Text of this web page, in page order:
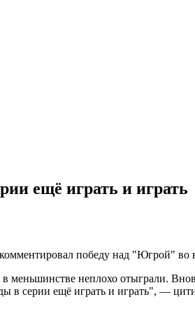
ещё играть и играть
победу над "Югрой" во
неплохо отыграли.
в серии ещё играть и играть", —